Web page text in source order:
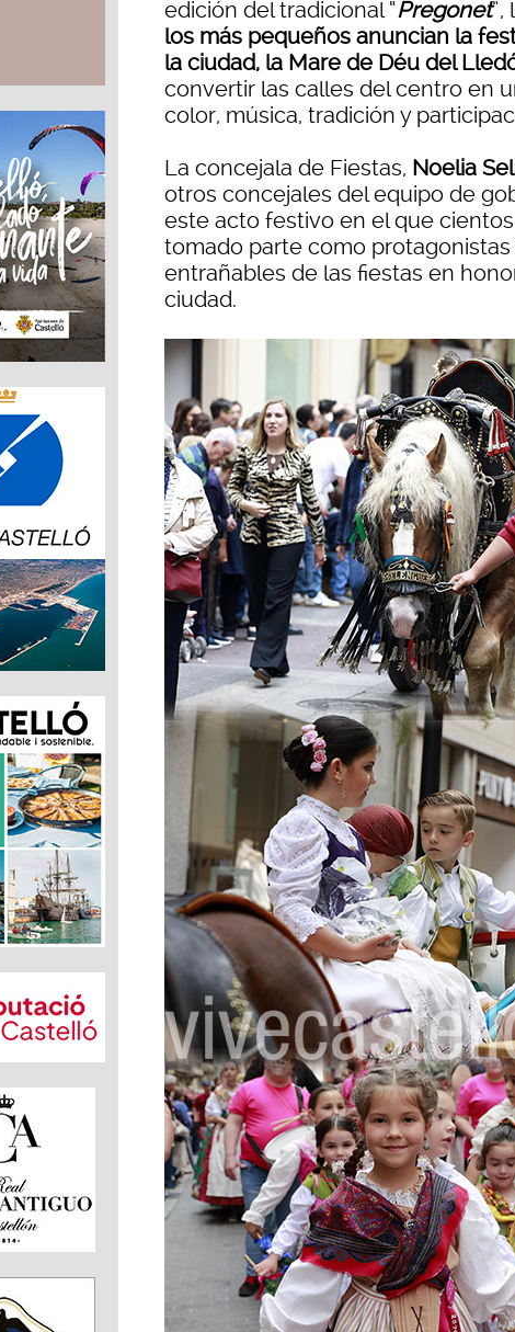
edición del tradicional “Pregonet”,
los más pequeños anuncian la
la ciudad, la Mare de Déu del
convertir las calles del centro en
color, música, tradición y
La concejala de Fiestas, Noelia
otros concejales del equipo de
este acto festivo en el que
tomado parte como
entrañables de las fiestas en
ciudad.